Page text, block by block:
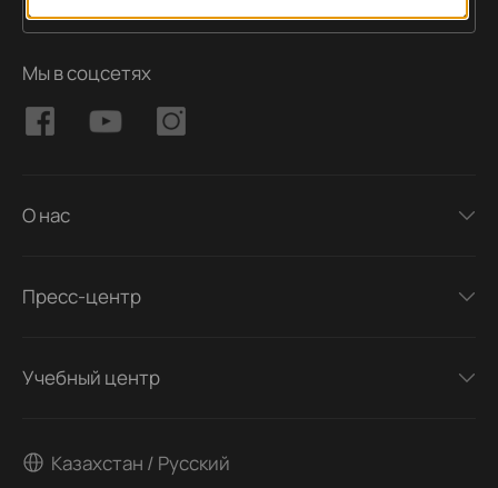
Мы в соцсетях
О нас
Пресс-центр
Учебный центр
Казахстан / Русский